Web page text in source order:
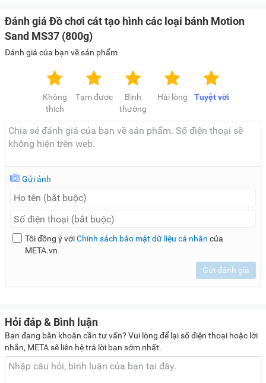
sản phẩm, màu sắc có thể thay đổi tùy theo sản phẩm thực
tế.
Đánh giá Đồ chơi cát tạo hình các loại bánh Motion
Sand MS37 (800g)
Đánh giá của bạn về sản phẩm
Tuyệt vời
Hài lòng
Bình
thường
Tạm được
Không
thích
Gửi ảnh
Tôi đồng ý vớiChính sách bảo mật dữ liệu cá nhân của
META.vn
Gửi đánh giá
Hỏi đáp & Bình luận
Bạn đang băn khoăn cần tư vấn? Vui lòng để lại số điện thoại hoặc lời
nhắn, META sẽ liên hệ trả lời bạn sớm nhất.